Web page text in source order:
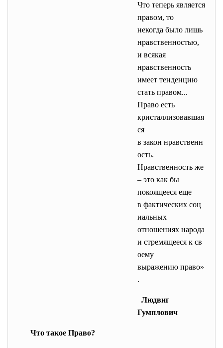
Что теперь является
правом, то
некогда было лишь
нравственностью,
и всякая
нравственность
имеет тенденцию
стать правом...
Право есть
кристаллизовавшая
ся
в закон нравственн
ость.
Нравственность же
– это как бы
покоящееся еще
в фактических соц
иальных
отношениях народа
и стремящееся к св
оему
выражению право»
.
Людвиг
Гумплович
Что такое Право?